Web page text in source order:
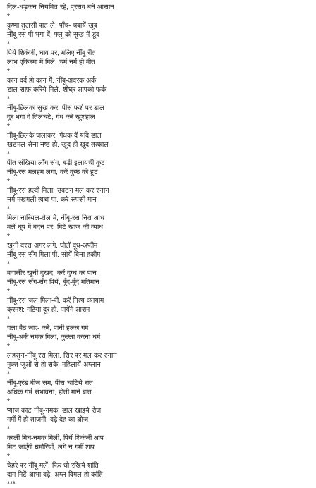
दिल-धड़कन नियमित रहे, प्रसव बने आसान
*
कृष्णा तुलसी पात ले, पाँच- चबायें खूब
नींबू-रस पी भगा दें, फ्लू को सुख में डूब
*
पियें शिकंजी, घाव पर, मलिए नींबू रीत
लाभ एक्जिमा में मिले, चर्म नर्म हो मीत
*
कान दर्द हो कान में, नींबू-अदरक अर्क
डाल साफ़ करिये मिले, शीघ्र आपको फर्क
*
नींबू-छिलका सुख कर, पीस फर्श पर डाल
दूर भगा दें तिलचटे, गंध करे खुशहाल
*
नीबू-छिलके जलाकर, गंधक दें यदि डाल
खटमल सेना नष्ट हो, खुद ही खुद तत्काल
*
पीत संखिया लौंग संग, बड़ी इलायची कूट
नींबू-रस मलहम लगा, करें कुष्ठ को हूट
*
नींबू-रस हल्दी मिला, उबटन मल कर स्नान
नर्म मखमली त्वचा पा, करे रूपसी मान
*
मिला नारियल-तेल में, नींबू-रस नित आध
मलें धूप में बदन पर, मिटे खाज की व्याध
*
खूनी दस्त अगर लगे, घोलें दूध-अफीम
नींबू-रस सँग मिला पी, सोयें बिना हकीम
*
बवासीर खूनी दुखद, करें दुग्ध का पान
नींबू-रस सँग-सँग पियें, बूँद-बूँद मतिमान
*
नींबू-रस जल मिला-पी, करें नित्य व्यायाम
क्रमश: गठिया दूर हो, पायेंगे आराम
*
गला बैठ जाए- करें, पानी हल्का गर्म
नींबू-अर्क नमक मिला, कुल्ला करना धर्म
*
लहसुन-नींबू रस मिला, सिर पर मल कर स्नान
मुक्त जुओं से हो सकें, महिलायें अम्लान
*
नींबू-एरंड बीज सम, पीस चाटिये रात
अधिक गर्भ संभावना, होती मानें बात
*
प्याज काट नीबू-नमक, डाल खाइये रोज
गर्मी में हो ताजगी, बढ़े देह का ओज
*
काली मिर्च-नमक मिली, पियें शिकंजी आप
मिट जाएँगी घमौरियाँ, लगे न गर्मी शाप
*
चेहरे पर नींबू मलें, फिर धो रखिये शांति
दाग मिटें आभा बढ़े, अम्ल-विमल हो कांति
***